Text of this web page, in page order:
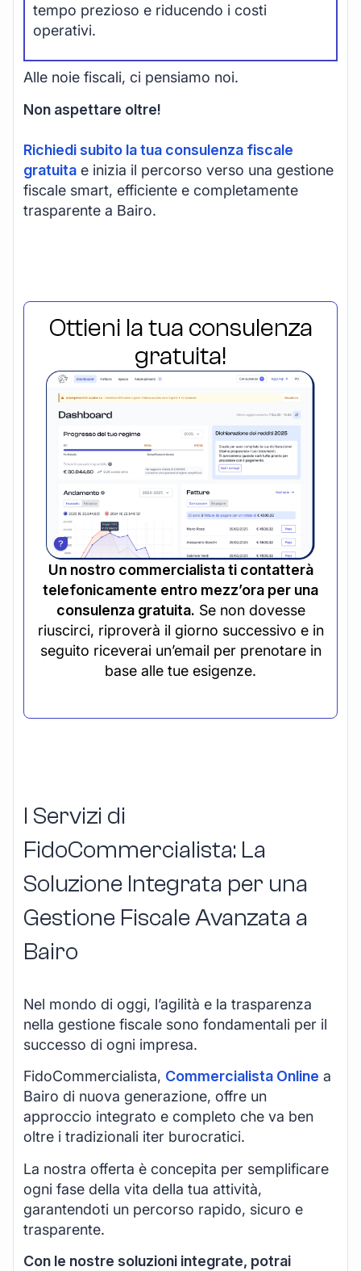
tempo prezioso e riducendo i costi
operativi.
Alle noie fiscali, ci pensiamo noi.
Non aspettare oltre!
Richiedi subito la tua consulenza fiscale
gratuita e inizia il percorso verso una gestione
fiscale smart, efficiente e completamente
trasparente a Bairo.
Ottieni la tua consulenza
gratuita!
Un nostro commercialista ti contatterà
telefonicamente entro mezz’ora per una
consulenza gratuita. Se non dovesse
riuscirci, riproverà il giorno successivo e in
seguito riceverai un’email per prenotare in
base alle tue esigenze.
I Servizi di
FidoCommercialista: La
Soluzione Integrata per una
Gestione Fiscale Avanzata a
Bairo
Nel mondo di oggi, l’agilità e la trasparenza
nella gestione fiscale sono fondamentali per il
successo di ogni impresa.
FidoCommercialista, Commercialista Online a
Bairo di nuova generazione, offre un
approccio integrato e completo che va ben
oltre i tradizionali iter burocratici.
La nostra offerta è concepita per semplificare
ogni fase della vita della tua attività,
garantendoti un percorso rapido, sicuro e
trasparente.
Con le nostre soluzioni integrate, potrai